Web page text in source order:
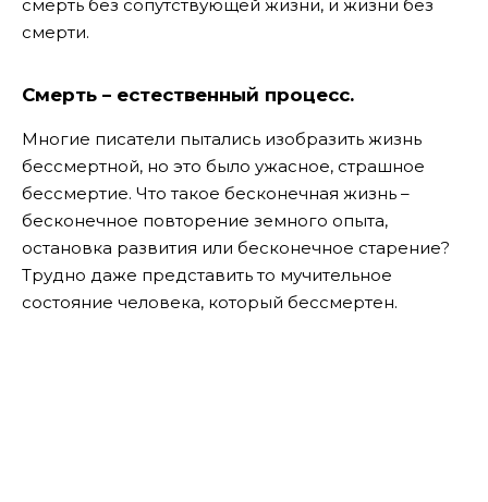
смерть без сопутствующей жизни, и жизни без
смерти.
Смерть – естественный процесс.
Многие писатели пытались изобразить жизнь
бессмертной, но это было ужасное, страшное
бессмертие. Что такое бесконечная жизнь –
бесконечное повторение земного опыта,
остановка развития или бесконечное старение?
Трудно даже представить то мучительное
состояние человека, который бессмертен.